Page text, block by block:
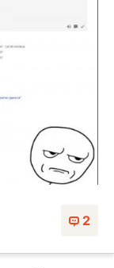
2